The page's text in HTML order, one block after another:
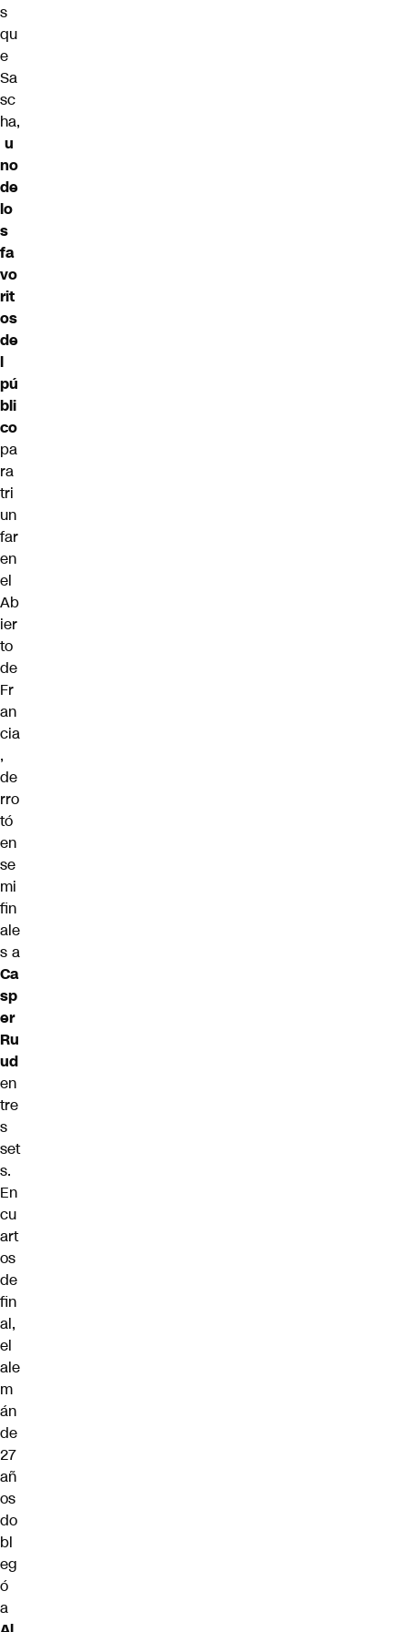
s
qu
e
Sa
sc
ha,
u
no
de
lo
s
fa
vo
rit
os
de
l
pú
bli
co
pa
ra
tri
un
far
en
el
Ab
ier
to
de
Fr
an
cia
,
de
rro
tó
en
se
mi
fin
ale
s a
Ca
sp
er
Ru
ud
en
tre
s
set
s.
En
cu
art
os
de
fin
al,
el
ale
m
án
de
27
añ
os
do
bl
eg
ó
a